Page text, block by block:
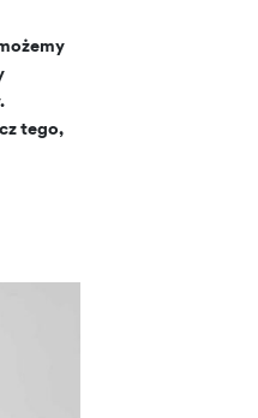
tego,